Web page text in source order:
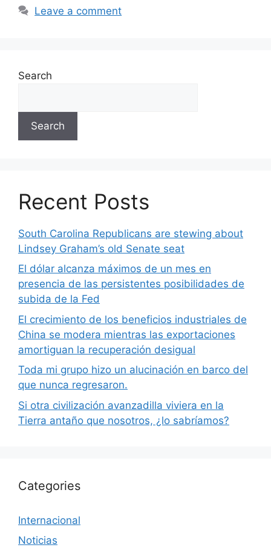
Leave a comment
Search
Search
Recent Posts
South Carolina Republicans are stewing about
Lindsey Graham’s old Senate seat
El dólar alcanza máximos de un mes en
presencia de las persistentes posibilidades de
subida de la Fed
El crecimiento de los beneficios industriales de
China se modera mientras las exportaciones
amortiguan la recuperación desigual
Toda mi grupo hizo un alucinación en barco del
que nunca regresaron.
Si otra civilización avanzadilla viviera en la
Tierra antaño que nosotros, ¿lo sabríamos?
Categories
Internacional
Noticias